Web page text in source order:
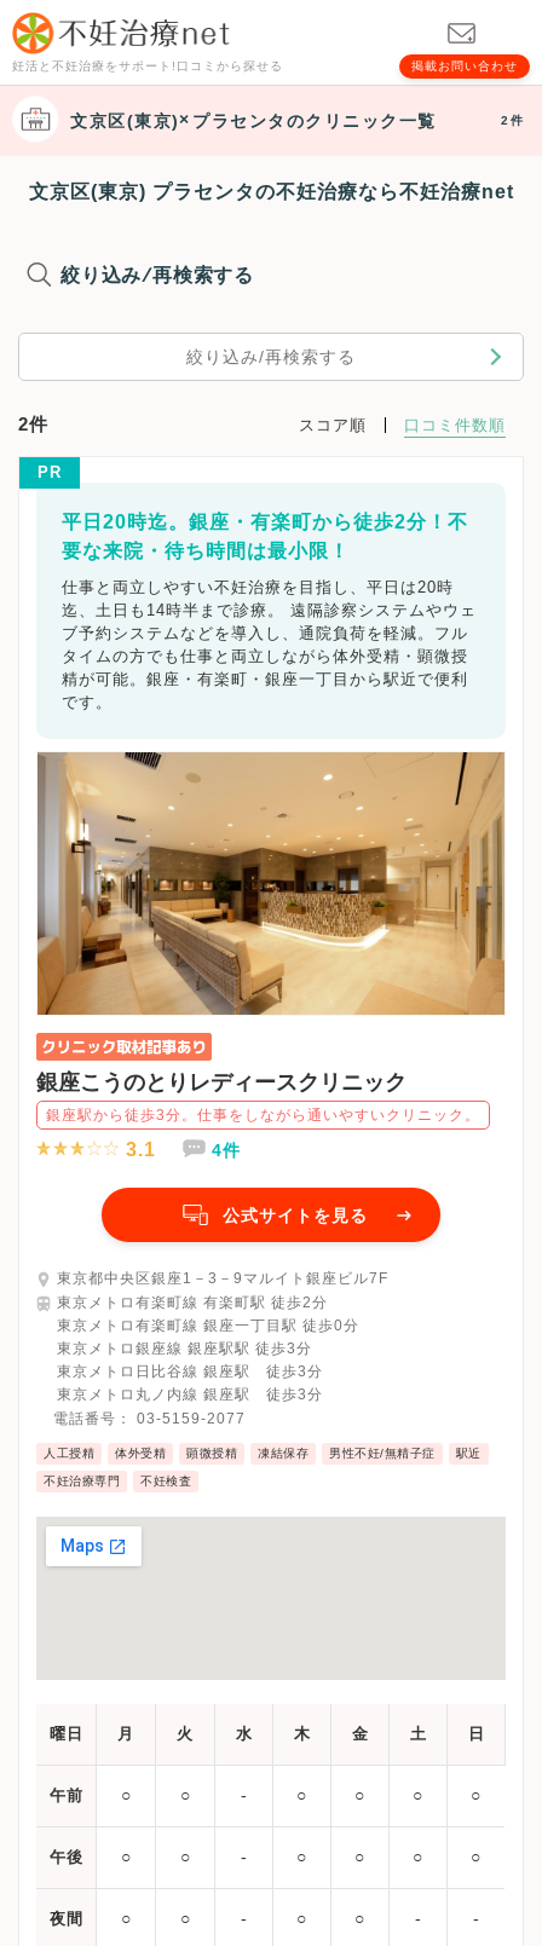
妊活と不妊治療をサポート!口コミから探せる 掲載お問い合わせ
文京区(東京) プラセンタ のクリニック一覧 2件
文京区(東京) プラセンタの不妊治療なら不妊治療net
絞り込み/再検索する
絞り込み/再検索する
2件 スコア順 口コミ件数順
PR
平日20時迄。銀座・有楽町から徒歩2分！不
要な来院・待ち時間は最小限！
仕事と両立しやすい不妊治療を目指し、平日は20時
迄、土日も14時半まで診療。 遠隔診察システムやウェ
ブ予約システムなどを導入し、通院負荷を軽減。フル
タイムの方でも仕事と両立しながら体外受精・顕微授
精が可能。銀座・有楽町・銀座一丁目から駅近で便利
です。
銀座こうのとりレディースクリニック
銀座駅から徒歩3分。仕事をしながら通いやすいクリニック。
3.1 4件
公式サイトを見る
東京都中央区銀座1－3－9マルイト銀座ビル7F
東京メトロ有楽町線 有楽町駅 徒歩2分
東京メトロ有楽町線 銀座一丁目駅 徒歩0分
東京メトロ銀座線 銀座駅駅 徒歩3分
東京メトロ日比谷線 銀座駅 徒歩3分
東京メトロ丸ノ内線 銀座駅 徒歩3分
電話番号： 03-5159-2077
人工授精 体外受精 顕微授精 凍結保存 男性不妊/無精子症 駅近
不妊治療専門 不妊検査
曜日 月 火 水 木 金 土 日
午前 ○ ○ ‐ ○ ○ ○ ○
午後 ○ ○ ‐ ○ ○ ○ ○
夜間 ○ ○ ‐ ○ ○ ‐ ‐